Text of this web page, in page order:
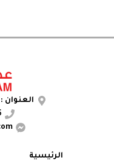
العنوان
الرئيسية